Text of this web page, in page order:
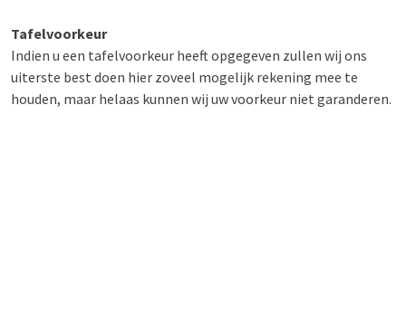
Tafelvoorkeur
Indien u een tafelvoorkeur heeft opgegeven zullen wij ons
uiterste best doen hier zoveel mogelijk rekening mee te
houden, maar helaas kunnen wij uw voorkeur niet garanderen.